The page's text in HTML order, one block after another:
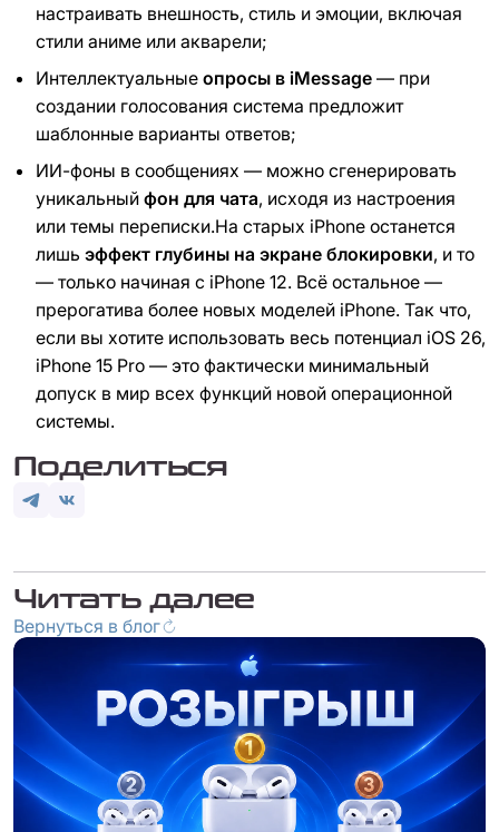
настраивать внешность, стиль и эмоции, включая
стили аниме или акварели;
Интеллектуальные опросы в iMessage — при
создании голосования система предложит
шаблонные варианты ответов;
ИИ-фоны в сообщениях — можно сгенерировать
уникальный фон для чата, исходя из настроения
или темы переписки.На старых iPhone останется
лишь эффект глубины на экране блокировки, и то
— только начиная с iPhone 12. Всё остальное —
прерогатива более новых моделей iPhone. Так что,
если вы хотите использовать весь потенциал iOS 26,
iPhone 15 Pro — это фактически минимальный
допуск в мир всех функций новой операционной
системы.
Поделиться
Читать далее
Вернуться в блог